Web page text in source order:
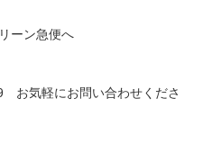
ーン急便へ
気軽にお問い合わせくださ